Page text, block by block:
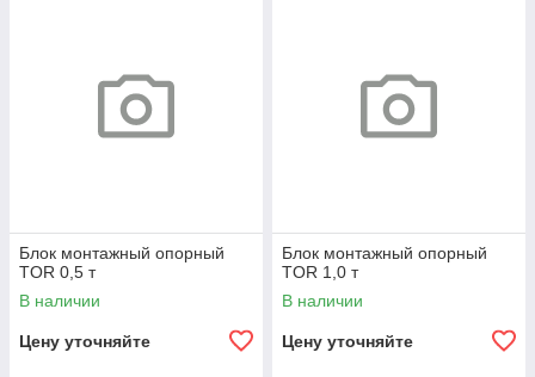
Блок монтажный опорный
TOR 0,5 т
В наличии
Цену уточняйте
Блок монтажный опорный
TOR 1,0 т
В наличии
Цену уточняйте